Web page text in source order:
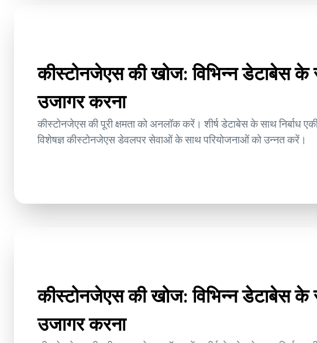
कीस्टोनजेएस की खोज: विभिन्न डेटाबेस के
उजागर करना
कीस्टोनजेएस की पूरी क्षमता को अनलॉक करें। शीर्ष डेटाबेस के साथ निर्बाध
विशेषज्ञ कीस्टोनजेएस डेवलपर सेवाओं के साथ परियोजनाओं को उन्नत करें।
कीस्टोनजेएस की खोज: विभिन्न डेटाबेस के
उजागर करना